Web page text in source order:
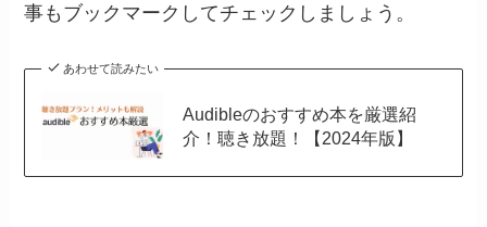
事もブックマークしてチェックしましょう。
あわせて読みたい
Audibleのおすすめ本を厳選紹
介！聴き放題！【2024年版】